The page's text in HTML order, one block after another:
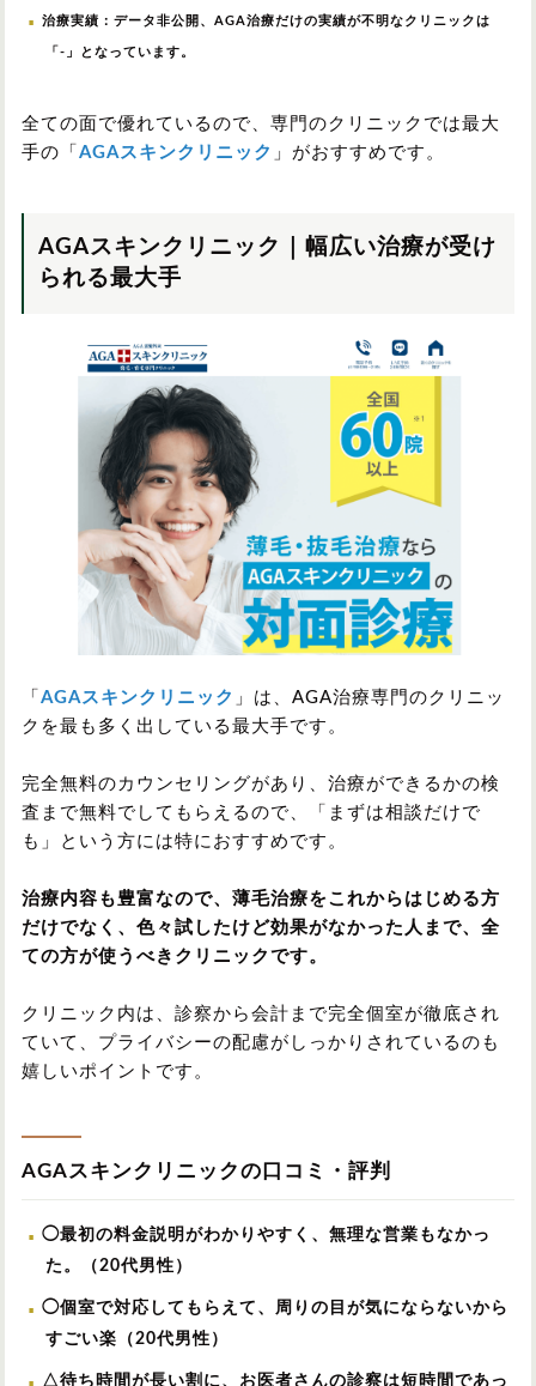
治療実績：データ非公開、AGA治療だけの実績が不明なクリニックは
「-」となっています。
全ての面で優れているので、専門のクリニックでは最大
手の「 AGAスキンクリニック 」がおすすめです。
AGAスキンクリニック｜幅広い治療が受け
られる最大手
「 AGAスキンクリニック 」は、AGA治療専門のクリニッ
クを最も多く出している最大手です。
完全無料のカウンセリングがあり、治療ができるかの検
査まで無料でしてもらえるので、「まずは相談だけで
も」という方には特におすすめです。
治療内容も豊富なので、薄毛治療をこれからはじめる方
だけでなく、色々試したけど効果がなかった人まで、全
ての方が使うべきクリニックです。
クリニック内は、診察から会計まで完全個室が徹底され
ていて、プライバシーの配慮がしっかりされているのも
嬉しいポイントです。
AGAスキンクリニックの口コミ・評判
◯最初の料金説明がわかりやすく、無理な営業もなかっ
た。（20代男性）
◯個室で対応してもらえて、周りの目が気にならないから
すごい楽（20代男性）
△待ち時間が長い割に、お医者さんの診察は短時間であっ